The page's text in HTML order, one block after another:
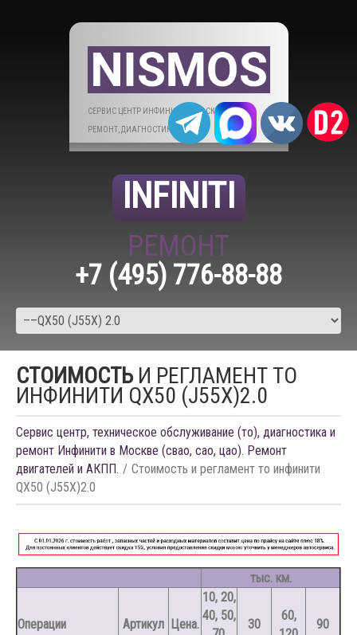
СЕРВИС ЦЕНТР ИНФИНИТИ В МОСКВЕ. ТО,
РЕМОНТ, ДИАГНОСТИКА.
INFINITI
РЕМОНТ
+7 (495) 776-88-88
СТОИМОСТЬИ РЕГЛАМЕНТ ТО
ИНФИНИТИ QX50 (J55X)2.0
Сервис центр, техническое обслуживание (то), диагностика и
ремонт Инфинити в Москве (свао, сао, цао). Ремонт
двигателей и АКПП.
Стоимость и регламент то инфинити
QX50 (J55X)2.0
тыс. км.
Операции Артикул Цена.
10, 20,
40, 50,
30
60,
90